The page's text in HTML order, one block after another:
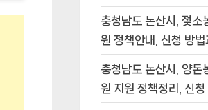
충청남도 논산시, 젖소
원 정책안내, 신청 방법
충청남도 논산시, 양돈
원 지원 정책정리, 신